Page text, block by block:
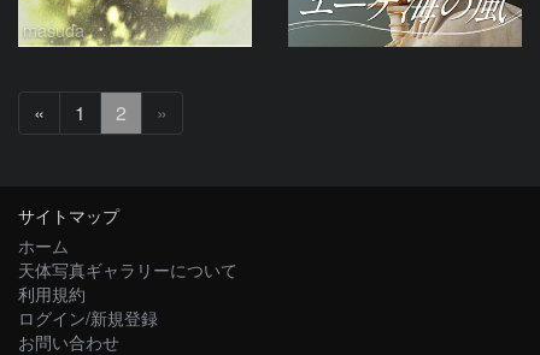
masuda
«
へ
1 2 »
サイトマップ
ホーム
天体写真ギャラリーについて
利用規約
ログイン/新規登録
お問い合わせ